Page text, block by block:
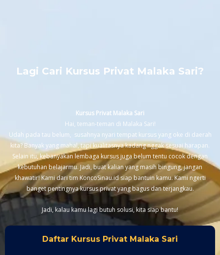
Lagi Cari Kursus Privat Malaka Sari?
Kursus Privat Malaka Sari
Hai, teman-teman di Malaka Sari!
Udah pada tau belum, susahnya nyari tempat kursus yang oke di daerah
kita? Banyak yang mahal, tapi kualitasnya kadang nggak sesuai harapan.
Selain itu, kebanyakan lembaga kursus juga belum tentu cocok dengan
kebutuhan belajarmu. Jadi, buat kalian yang masih bingung, jangan
khawatir! Kami dari tim KoncoSinau.id siap bantuin kamu. Kami ngerti
banget pentingnya kursus privat yang bagus dan terjangkau.
Jadi, kalau kamu lagi butuh solusi, kita siap bantu!
Daftar Kursus Privat Malaka Sari